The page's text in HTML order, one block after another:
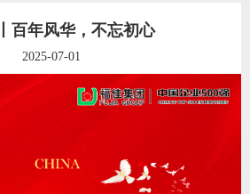
百年风华，不忘初心
2025-07-01